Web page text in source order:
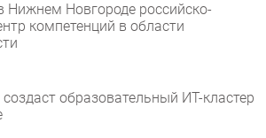
Нижнем Новгороде российско-
компетенций в области
образовательный ИТ-кластер